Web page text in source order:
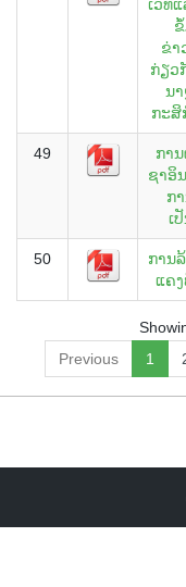
ເວທີ
ຂ່າ
ກ່ຽວ
ນ
ກະສິ
49
ກາ
ຊາອິ
ກ
ເ
50
ການ
ແຄ
Previous
1